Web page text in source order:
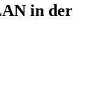
in der